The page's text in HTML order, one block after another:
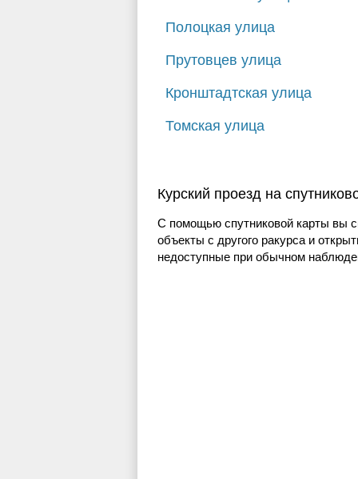
Полоцкая улица
Прутовцев улица
Кронштадтская улица
Томская улица
Курский проезд на
С помощью спутниковой карты вы
объекты с другого ракурса и
недоступные при обычном